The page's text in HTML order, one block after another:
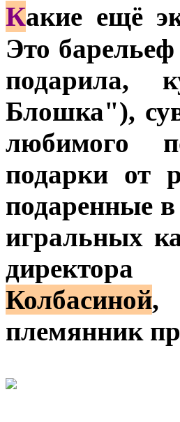
Какие ещё
Это
подарила,
Блошка"),
любимого
подарки от
подаренные
игральных
Колбасиной,
племянник